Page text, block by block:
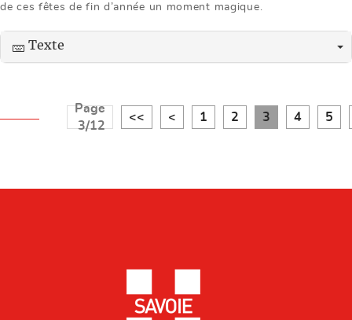
de ces fêtes de fin d’année un moment magique.
Texte
Page
3/12
<< < 1 2 3 4 5